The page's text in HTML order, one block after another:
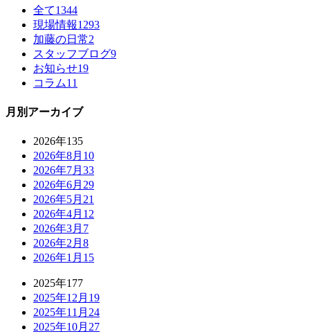
全て1344
現場情報1293
加藤の日常2
スタッフブログ9
お知らせ19
コラム11
月別アーカイブ
2026年135
2026年8月 10
2026年7月 33
2026年6月 29
2026年5月 21
2026年4月 12
2026年3月 7
2026年2月 8
2026年1月 15
2025年177
2025年12月 19
2025年11月 24
2025年10月 27